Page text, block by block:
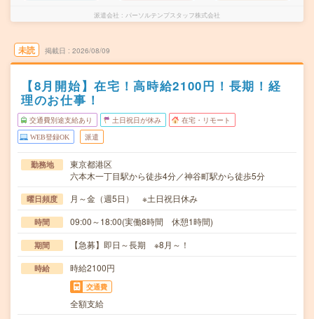
派遣会社 パーソルテンプスタッフ株式会社
未読 掲載日 2026/08/09
【8月開始】在宅！高時給2100円！長期！経
理のお仕事！
交通費別途支給あり 土日祝日が休み 在宅・リモート
WEB登録OK 派遣
勤務地
東京都港区
六本木一丁目駅から徒歩4分／神谷町駅から徒歩5分
曜日頻度 月～金（週5日） ※土日祝日休み
時間 09:00～18:00(実働8時間 休憩1時間)
期間 【急募】即日～長期 ※8月～！
時給 時給2100円
交通費
全額支給